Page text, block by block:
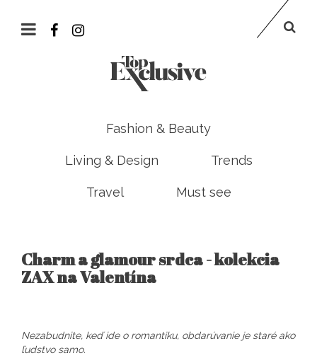
Fashion & Beauty
Living & Design Trends
Travel Must see
Charm a glamour srdca - kolekcia
ZAX na Valentína
Nezabudnite, keď ide o romantiku, obdarúvanie je staré ako
ľudstvo samo.